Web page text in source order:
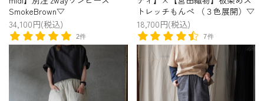
SmokeBrown▽
34,100円(税込)
2件
トレッチもんぺ （３色展開）▽
18,700円(税込)
7件